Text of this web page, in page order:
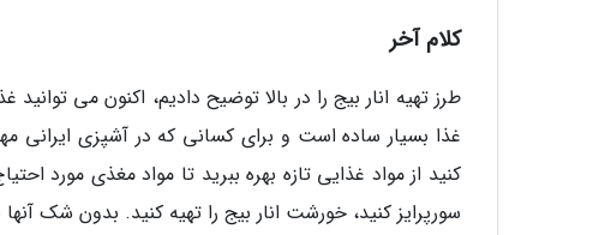
کلام آخر
طرز تهیه انار بیج را در بالا توضیح دادیم، اکنون می
غذا بسیار ساده است و برای کسانی که در آشپزی ایرانی
کنید از مواد غذایی تازه بهره ببرید تا مواد مغذی مورد
سورپرایز کنید، خورشت انار بیج را تهیه کنید. بدون شک